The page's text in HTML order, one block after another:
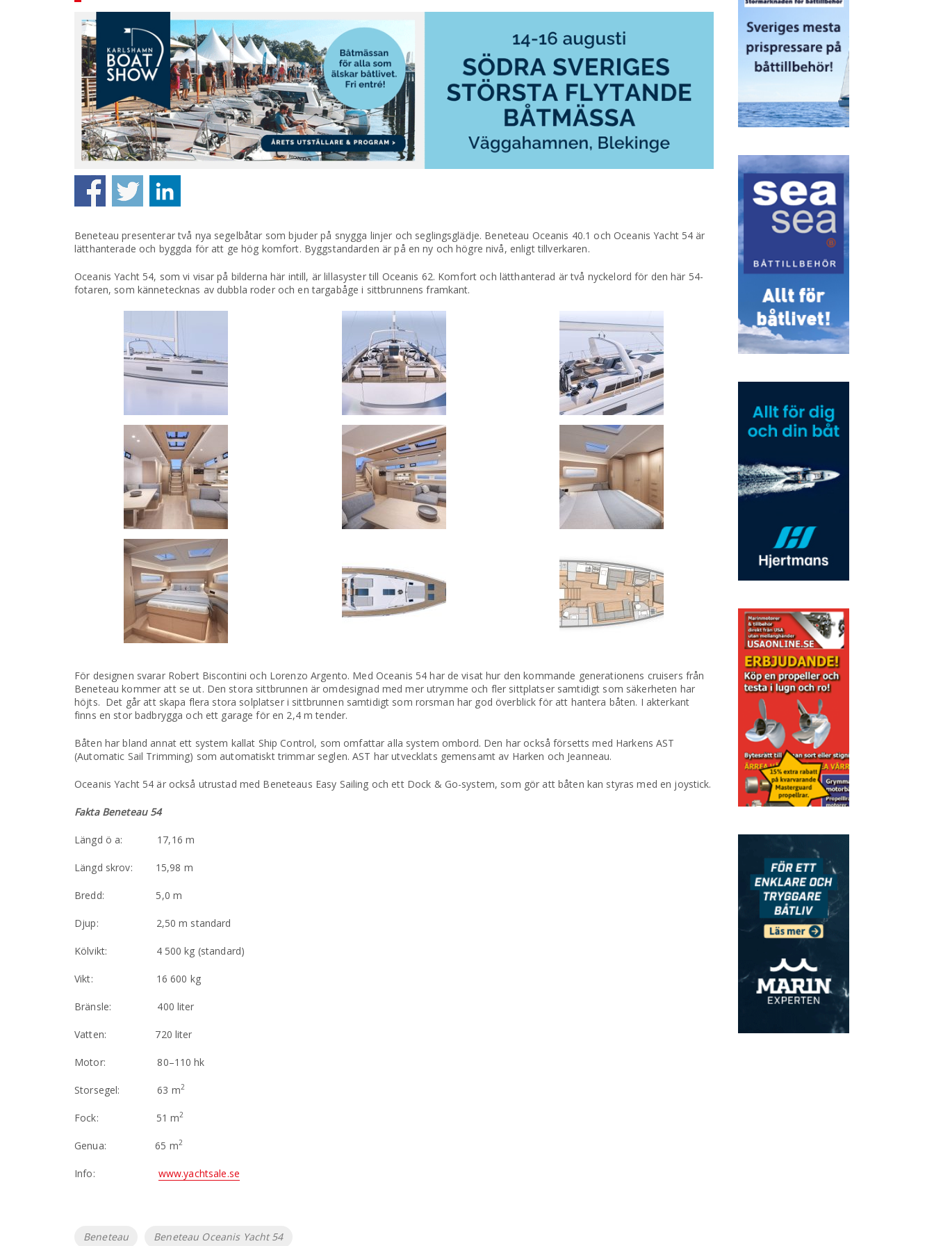
Beneteau presenterar två nya segelbåtar som bjuder på snygga linjer och seglingsglädje. Beneteau Oceanis 40.1 och Oceanis Yacht 54 är
lätthanterade och byggda för att ge hög komfort. Byggstandarden är på en ny och högre nivå, enligt tillverkaren.
Oceanis Yacht 54, som vi visar på bilderna här intill, är lillasyster till Oceanis 62. Komfort och lätthanterad är två nyckelord för den här 54-
fotaren, som kännetecknas av dubbla roder och en targabåge i sittbrunnens framkant.
För designen svarar Robert Biscontini och Lorenzo Argento. Med Oceanis 54 har de visat hur den kommande generationens cruisers från
Beneteau kommer att se ut. Den stora sittbrunnen är omdesignad med mer utrymme och fler sittplatser samtidigt som säkerheten har
höjts. Det går att skapa flera stora solplatser i sittbrunnen samtidigt som rorsman har god överblick för att hantera båten. I akterkant
finns en stor badbrygga och ett garage för en 2,4 m tender.
Båten har bland annat ett system kallat Ship Control, som omfattar alla system ombord. Den har också försetts med Harkens AST
(Automatic Sail Trimming) som automatiskt trimmar seglen. AST har utvecklats gemensamt av Harken och Jeanneau.
Oceanis Yacht 54 är också utrustad med Beneteaus Easy Sailing och ett Dock & Go-system, som gör att båten kan styras med en joystick.
Fakta Beneteau 54
Längd ö a: 17,16 m
Längd skrov: 15,98 m
Bredd: 5,0 m
Djup: 2,50 m standard
Kölvikt: 4 500 kg (standard)
Vikt: 16 600 kg
Bränsle: 400 liter
Vatten: 720 liter
Motor: 80–110 hk
Storsegel: 63 m2
Fock: 51 m2
Genua: 65 m2
Info: www.yachtsale.se
Etiketter
Beneteau Beneteau Oceanis Yacht 54